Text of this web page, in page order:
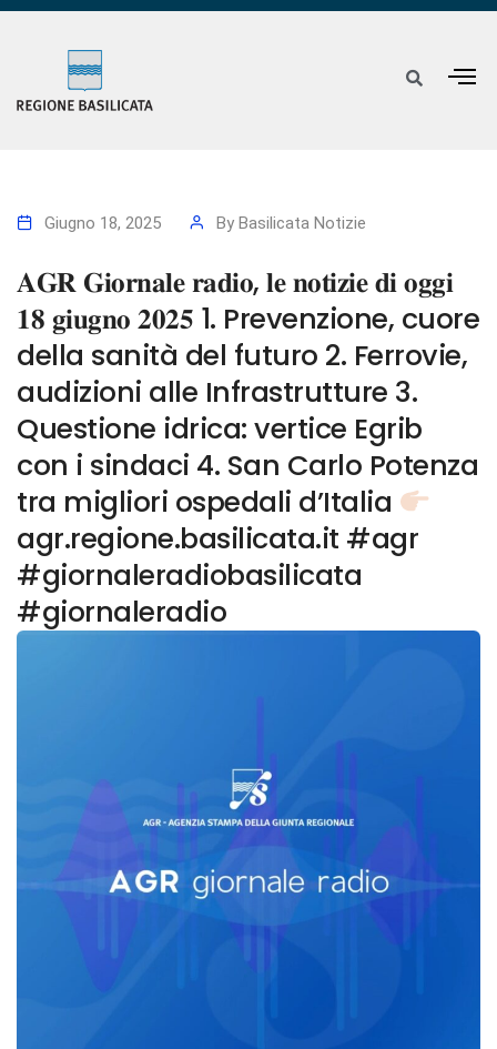
Giugno 18, 2025 By Basilicata Notizie
𝐀𝐆𝐑 𝐆𝐢𝐨𝐫𝐧𝐚𝐥𝐞 𝐫𝐚𝐝𝐢𝐨, 𝐥𝐞 𝐧𝐨𝐭𝐢𝐳𝐢𝐞 𝐝𝐢 𝐨𝐠𝐠𝐢
𝟏𝟖 𝐠𝐢𝐮𝐠𝐧𝐨 𝟐𝟎𝟐𝟓 1. Prevenzione, cuore
della sanità del futuro 2. Ferrovie,
audizioni alle Infrastrutture 3.
Questione idrica: vertice Egrib
con i sindaci 4. San Carlo Potenza
tra migliori ospedali d’Italia
agr.regione.basilicata.it #agr
#giornaleradiobasilicata
#giornaleradio